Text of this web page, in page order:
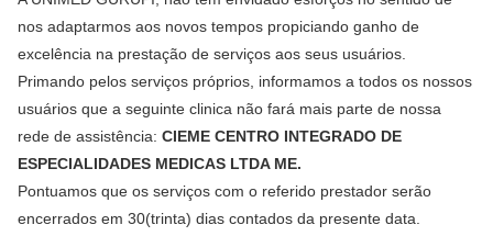
nos adaptarmos aos novos tempos propiciando ganho de
excelência na prestação de serviços aos seus usuários.
Primando pelos serviços próprios, informamos a todos os nossos
usuários que a seguinte clinica não fará mais parte de nossa
rede de assistência: CIEME CENTRO INTEGRADO DE
ESPECIALIDADES MEDICAS LTDA ME.
Pontuamos que os serviços com o referido prestador serão
encerrados em 30(trinta) dias contados da presente data.